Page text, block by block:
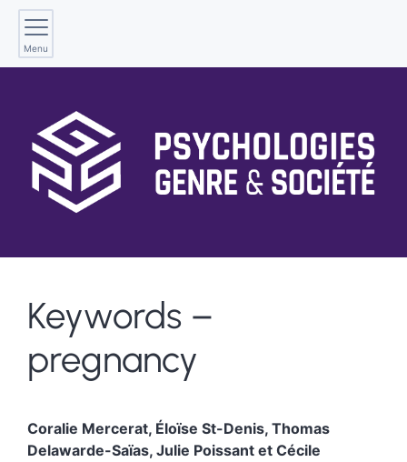
Menu
Keywords –
pregnancy
Coralie Mercerat, Éloïse St-Denis, Thomas
Delawarde-Saïas, Julie Poissant et Cécile